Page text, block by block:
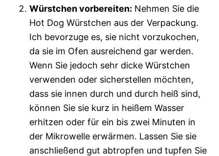
Würstchen vorbereiten: Nehmen Sie die
Hot Dog Würstchen aus der Verpackung.
Ich bevorzuge es, sie nicht vorzukochen,
da sie im Ofen ausreichend gar werden.
Wenn Sie jedoch sehr dicke Würstchen
verwenden oder sicherstellen möchten,
dass sie innen durch und durch heiß sind,
können Sie sie kurz in heißem Wasser
erhitzen oder für ein bis zwei Minuten in
der Mikrowelle erwärmen. Lassen Sie sie
anschließend gut abtropfen und tupfen Sie